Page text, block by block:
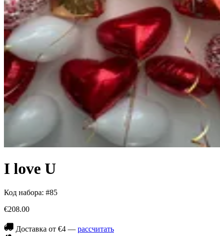
I love U
Код набора: #85
€208.00
Доставка от €4 — рассчитать